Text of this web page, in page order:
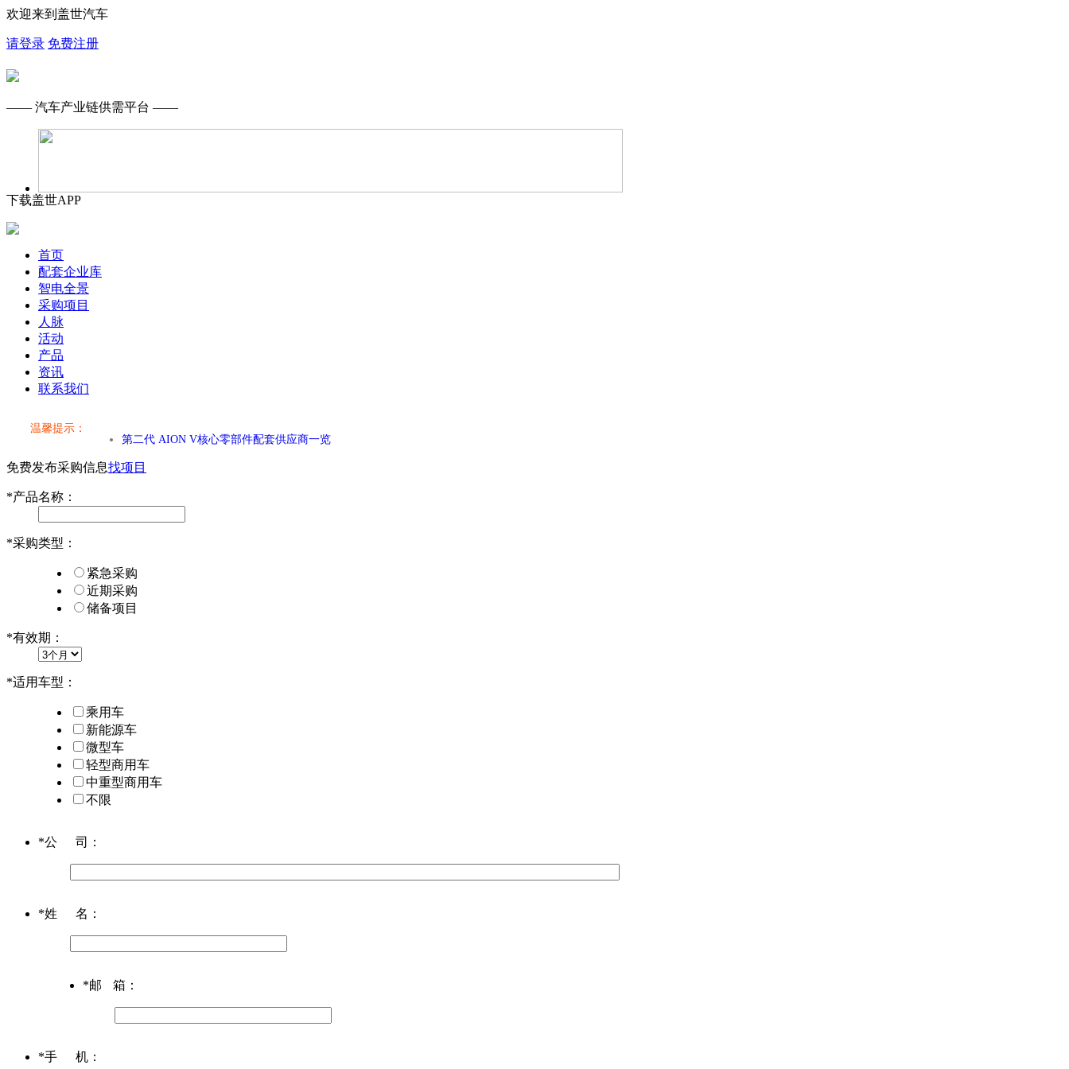
欢迎来到盖世汽车
请登录 免费注册
—— 汽车产业链供需平台 ——
下载盖世APP
首页
配套企业库
智电全景
采购项目
人脉
活动
产品
资讯
联系我们
温馨提示：
小米SU7核心零部件配套供应商一览
乐道L60核心零部件配套供应商一览
乐道L60核心零部件配套供应商一览
免费发布采购信息找项目
*产品名称：
*采购类型：
紧急采购
近期采购
储备项目
*有效期：
*适用车型：
乘用车
新能源车
微型车
轻型商用车
中重型商用车
不限
*公司 ：
*姓名 ：
*邮箱 ：
*手机 ：